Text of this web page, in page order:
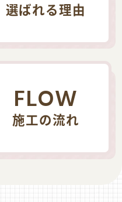
選ばれる理由
FLOW
施工の流れ